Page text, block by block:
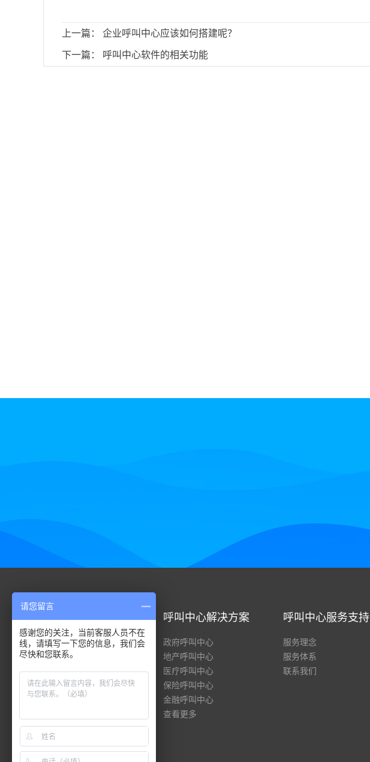
上一篇： 企业呼叫中心应该如何搭建呢？
下一篇： 呼叫中心软件的相关功能
呼叫中心系统
全渠道呼叫中心
云呼叫中心
客服管理系统
共享服务中心
智能客服
呼叫中心解决方案
政府呼叫中心
地产呼叫中心
医疗呼叫中心
保险呼叫中心
金融呼叫中心
查看更多
呼叫中心服务支持
服务理念
服务体系
联系我们
请您留言
感谢您的关注，当前客服人员不在
线，请填写一下您的信息，我们会
尽快和您联系。